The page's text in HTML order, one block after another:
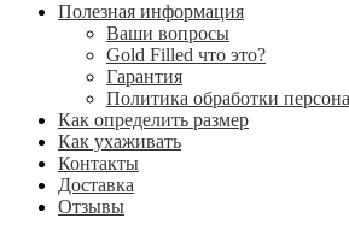
Полезная информация
Ваши вопросы
Gold Filled что это?
Гарантия
Политика обработки
Как определить размер
Как ухаживать
Контакты
Доставка
Отзывы